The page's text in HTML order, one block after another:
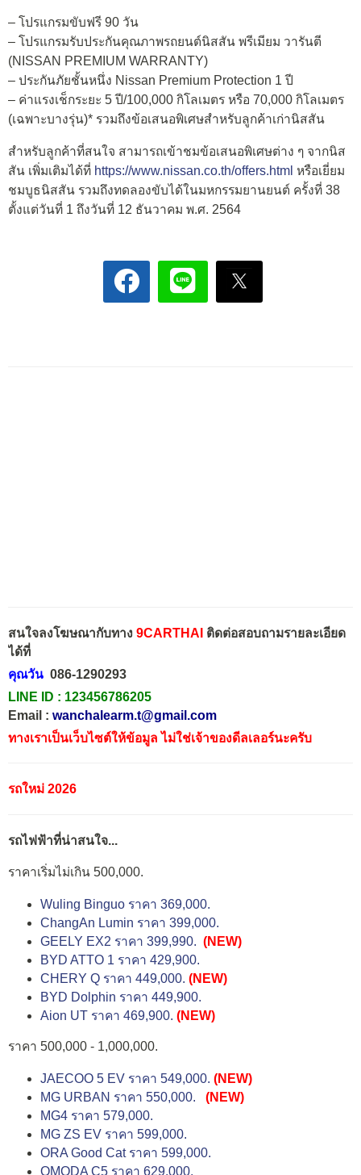
– โปรแกรมขับฟรี 90 วัน
– โปรแกรมรับประกันคุณภาพรถยนต์นิสสัน พรีเมียม วารันตี
(NISSAN PREMIUM WARRANTY)
– ประกันภัยชั้นหนึ่ง Nissan Premium Protection 1 ปี
– ค่าแรงเช็กระยะ 5 ปี/100,000 กิโลเมตร หรือ 70,000 กิโลเมตร
(เฉพาะบางรุ่น)* รวมถึงข้อเสนอพิเศษสำหรับลูกค้าเก่านิสสัน
สำหรับลูกค้าที่สนใจ สามารถเข้าชมข้อเสนอพิเศษต่าง ๆ จากนิส
สัน เพิ่มเติมได้ที่ https://www.nissan.co.th/offers.html หรือเยี่ยม
ชมบูธนิสสัน รวมถึงทดลองขับได้ในมหกรรมยานยนต์ ครั้งที่ 38
ตั้งแต่วันที่ 1 ถึงวันที่ 12 ธันวาคม พ.ศ. 2564
สนใจลงโฆษณากับทาง 9CARTHAI ติดต่อสอบถามรายละเอียด
ได้ที่
คุณวัน 086-1290293
LINE ID : 123456786205
Email : wanchalearm.t@gmail.com
ทางเราเป็นเว็บไซต์ให้ข้อมูล ไม่ใช่เจ้าของดีลเลอร์นะครับ
รถใหม่ 2026
รถไฟฟ้าที่น่าสนใจ...
ราคาเริ่มไม่เกิน 500,000.
Wuling Binguo ราคา 369,000.
ChangAn Lumin ราคา 399,000.
GEELY EX2 ราคา 399,990. (NEW)
BYD ATTO 1 ราคา 429,900.
CHERY Q ราคา 449,000. (NEW)
BYD Dolphin ราคา 449,900.
Aion UT ราคา 469,900. (NEW)
ราคา 500,000 - 1,000,000.
JAECOO 5 EV ราคา 549,000. (NEW)
MG URBAN ราคา 550,000.
(NEW)
MG4 ราคา 579,000.
MG ZS EV ราคา 599,000.
ORA Good Cat ราคา 599,000.
OMODA C5 ราคา 629,000.